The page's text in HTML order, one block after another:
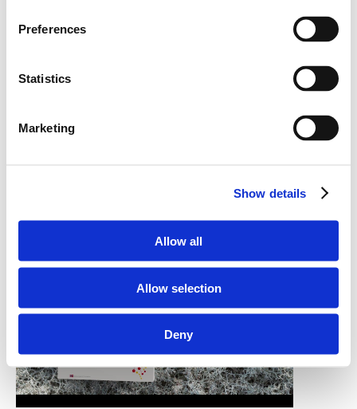
Preferences
Statistics
Marketing
Show details
Allow all
Allow selection
Deny